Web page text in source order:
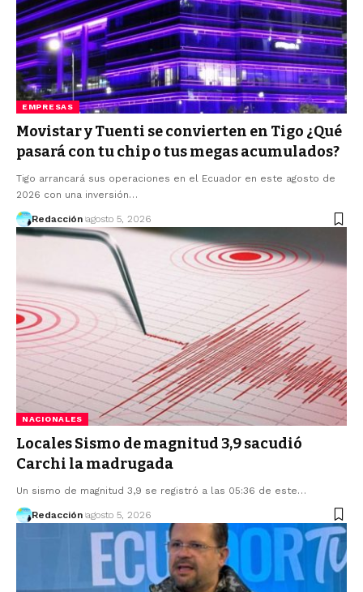
EMPRESAS
Movistar y Tuenti se convierten en Tigo ¿Qué
pasará con tu chip o tus megas acumulados?
Tigo arrancará sus operaciones en el Ecuador en este agosto de
2026 con una inversión…
Redacción agosto 5, 2026
NACIONALES
Locales Sismo de magnitud 3,9 sacudió
Carchi la madrugada
Un sismo de magnitud 3,9 se registró a las 05:36 de este…
Redacción agosto 5, 2026